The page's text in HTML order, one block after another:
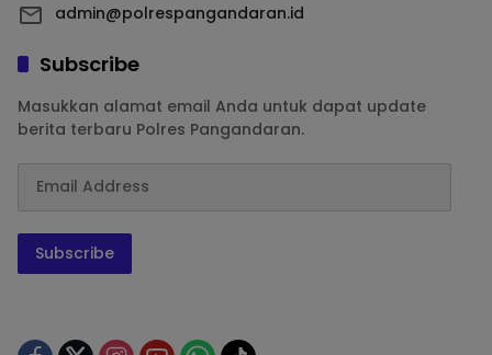
admin@polrespangandaran.id
Subscribe
Masukkan alamat email Anda untuk dapat update
berita terbaru Polres Pangandaran.
Subscribe